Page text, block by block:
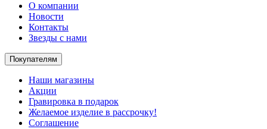
О компании
Новости
Контакты
Звезды с нами
Покупателям
Наши магазины
Акции
Гравировка в подарок
Желаемое изделие в рассрочку!
Соглашение